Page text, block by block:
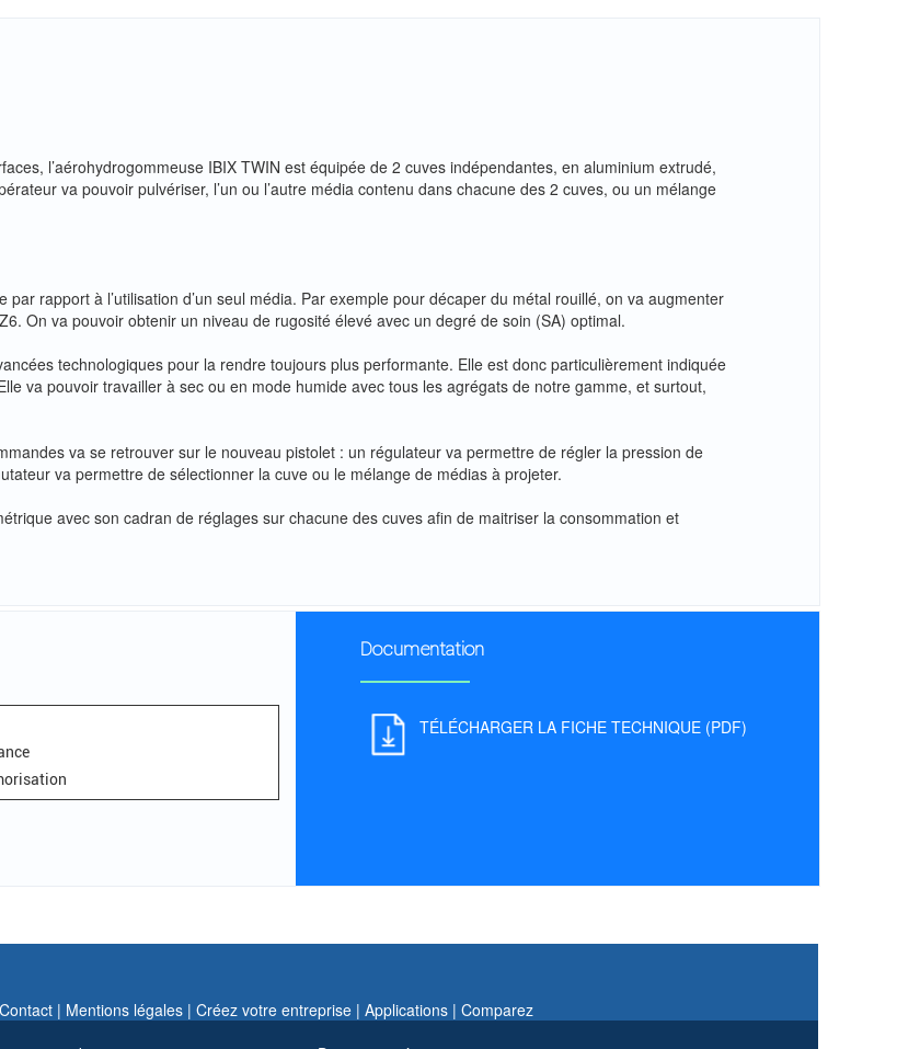
l’aérohydrogommeuse IBIX TWIN est équipée de 2 cuves indépendantes, en aluminium extrudé,
va pouvoir pulvériser, l’un ou l’autre média contenu dans chacune des 2 cuves, ou un mélange
rapport à l’utilisation d’un seul média. Par exemple pour décaper du métal rouillé, on va augmenter
On va pouvoir obtenir un niveau de rugosité élevé avec un degré de soin (SA) optimal.
technologiques pour la rendre toujours plus performante. Elle est donc particulièrement indiquée
va pouvoir travailler à sec ou en mode humide avec tous les agrégats de notre gamme, et surtout,
va se retrouver sur le nouveau pistolet : un régulateur va permettre de régler la pression de
va permettre de sélectionner la cuve ou le mélange de médias à projeter.
avec son cadran de réglages sur chacune des cuves afin de maitriser la consommation et
Documentation
TÉLÉCHARGER LA FICHE TECHNIQUE (PDF)
Contact | Mentions légales | Créez votre entreprise | Applications | Comparez